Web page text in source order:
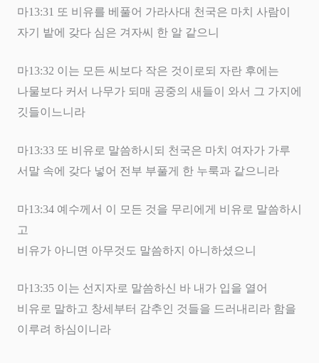
마13:31 또 비유를 베풀어 가라사대 천국은 마치 사람이
자기 밭에 갖다 심은 겨자씨 한 알 같으니
마13:32 이는 모든 씨보다 작은 것이로되 자란 후에는
나물보다 커서 나무가 되매 공중의 새들이 와서 그 가지에
깃들이느니라
마13:33 또 비유로 말씀하시되 천국은 마치 여자가 가루
서말 속에 갖다 넣어 전부 부풀게 한 누룩과 같으니라
마13:34 예수께서 이 모든 것을 무리에게 비유로 말씀하시
고
비유가 아니면 아무것도 말씀하지 아니하셨으니
마13:35 이는 선지자로 말씀하신 바 내가 입을 열어
비유로 말하고 창세부터 감추인 것들을 드러내리라 함을
이루려 하심이니라